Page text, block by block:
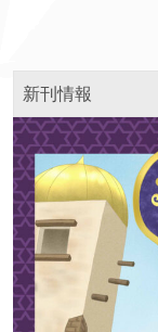
新刊情報